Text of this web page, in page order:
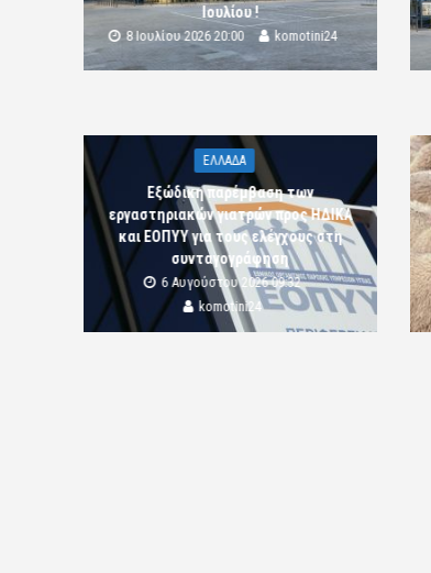
Ιουλίου !
8 Ιουλίου 2026 20:00 komotini24
ΕΛΛΑΔΑ
Εξώδικη παρέμβαση των
εργαστηριακών γιατρών προς ΗΔΙΚΑ
και ΕΟΠΥΥ για τους ελέγχους στη
συνταγογράφηση
6 Αυγούστου 2026 09:32
komotini24